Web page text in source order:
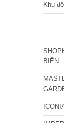
Khu
BIÊN